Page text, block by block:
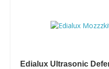
Edialux Ultrasonic